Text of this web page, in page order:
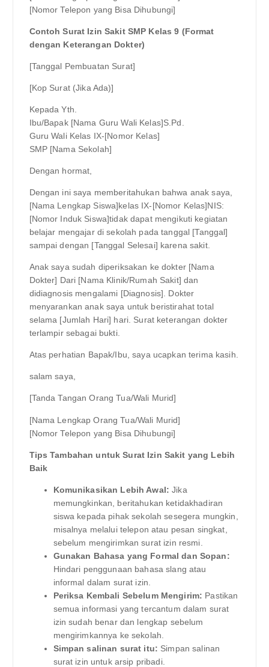
[Nomor Telepon yang Bisa Dihubungi]
Contoh Surat Izin Sakit SMP Kelas 9 (Format
dengan Keterangan Dokter)
[Tanggal Pembuatan Surat]
[Kop Surat (Jika Ada)]
Kepada Yth.
Ibu/Bapak [Nama Guru Wali Kelas]S.Pd.
Guru Wali Kelas IX-[Nomor Kelas]
SMP [Nama Sekolah]
Dengan hormat,
Dengan ini saya memberitahukan bahwa anak saya,
[Nama Lengkap Siswa]kelas IX-[Nomor Kelas]NIS:
[Nomor Induk Siswa]tidak dapat mengikuti kegiatan
belajar mengajar di sekolah pada tanggal [Tanggal]
sampai dengan [Tanggal Selesai] karena sakit.
Anak saya sudah diperiksakan ke dokter [Nama
Dokter] Dari [Nama Klinik/Rumah Sakit] dan
didiagnosis mengalami [Diagnosis]. Dokter
menyarankan anak saya untuk beristirahat total
selama [Jumlah Hari] hari. Surat keterangan dokter
terlampir sebagai bukti.
Atas perhatian Bapak/Ibu, saya ucapkan terima kasih.
salam saya,
[Tanda Tangan Orang Tua/Wali Murid]
[Nama Lengkap Orang Tua/Wali Murid]
[Nomor Telepon yang Bisa Dihubungi]
Tips Tambahan untuk Surat Izin Sakit yang Lebih
Baik
Komunikasikan Lebih Awal: Jika
memungkinkan, beritahukan ketidakhadiran
siswa kepada pihak sekolah sesegera mungkin,
misalnya melalui telepon atau pesan singkat,
sebelum mengirimkan surat izin resmi.
Gunakan Bahasa yang Formal dan Sopan:
Hindari penggunaan bahasa slang atau
informal dalam surat izin.
Periksa Kembali Sebelum Mengirim: Pastikan
semua informasi yang tercantum dalam surat
izin sudah benar dan lengkap sebelum
mengirimkannya ke sekolah.
Simpan salinan surat itu: Simpan salinan
surat izin untuk arsip pribadi.